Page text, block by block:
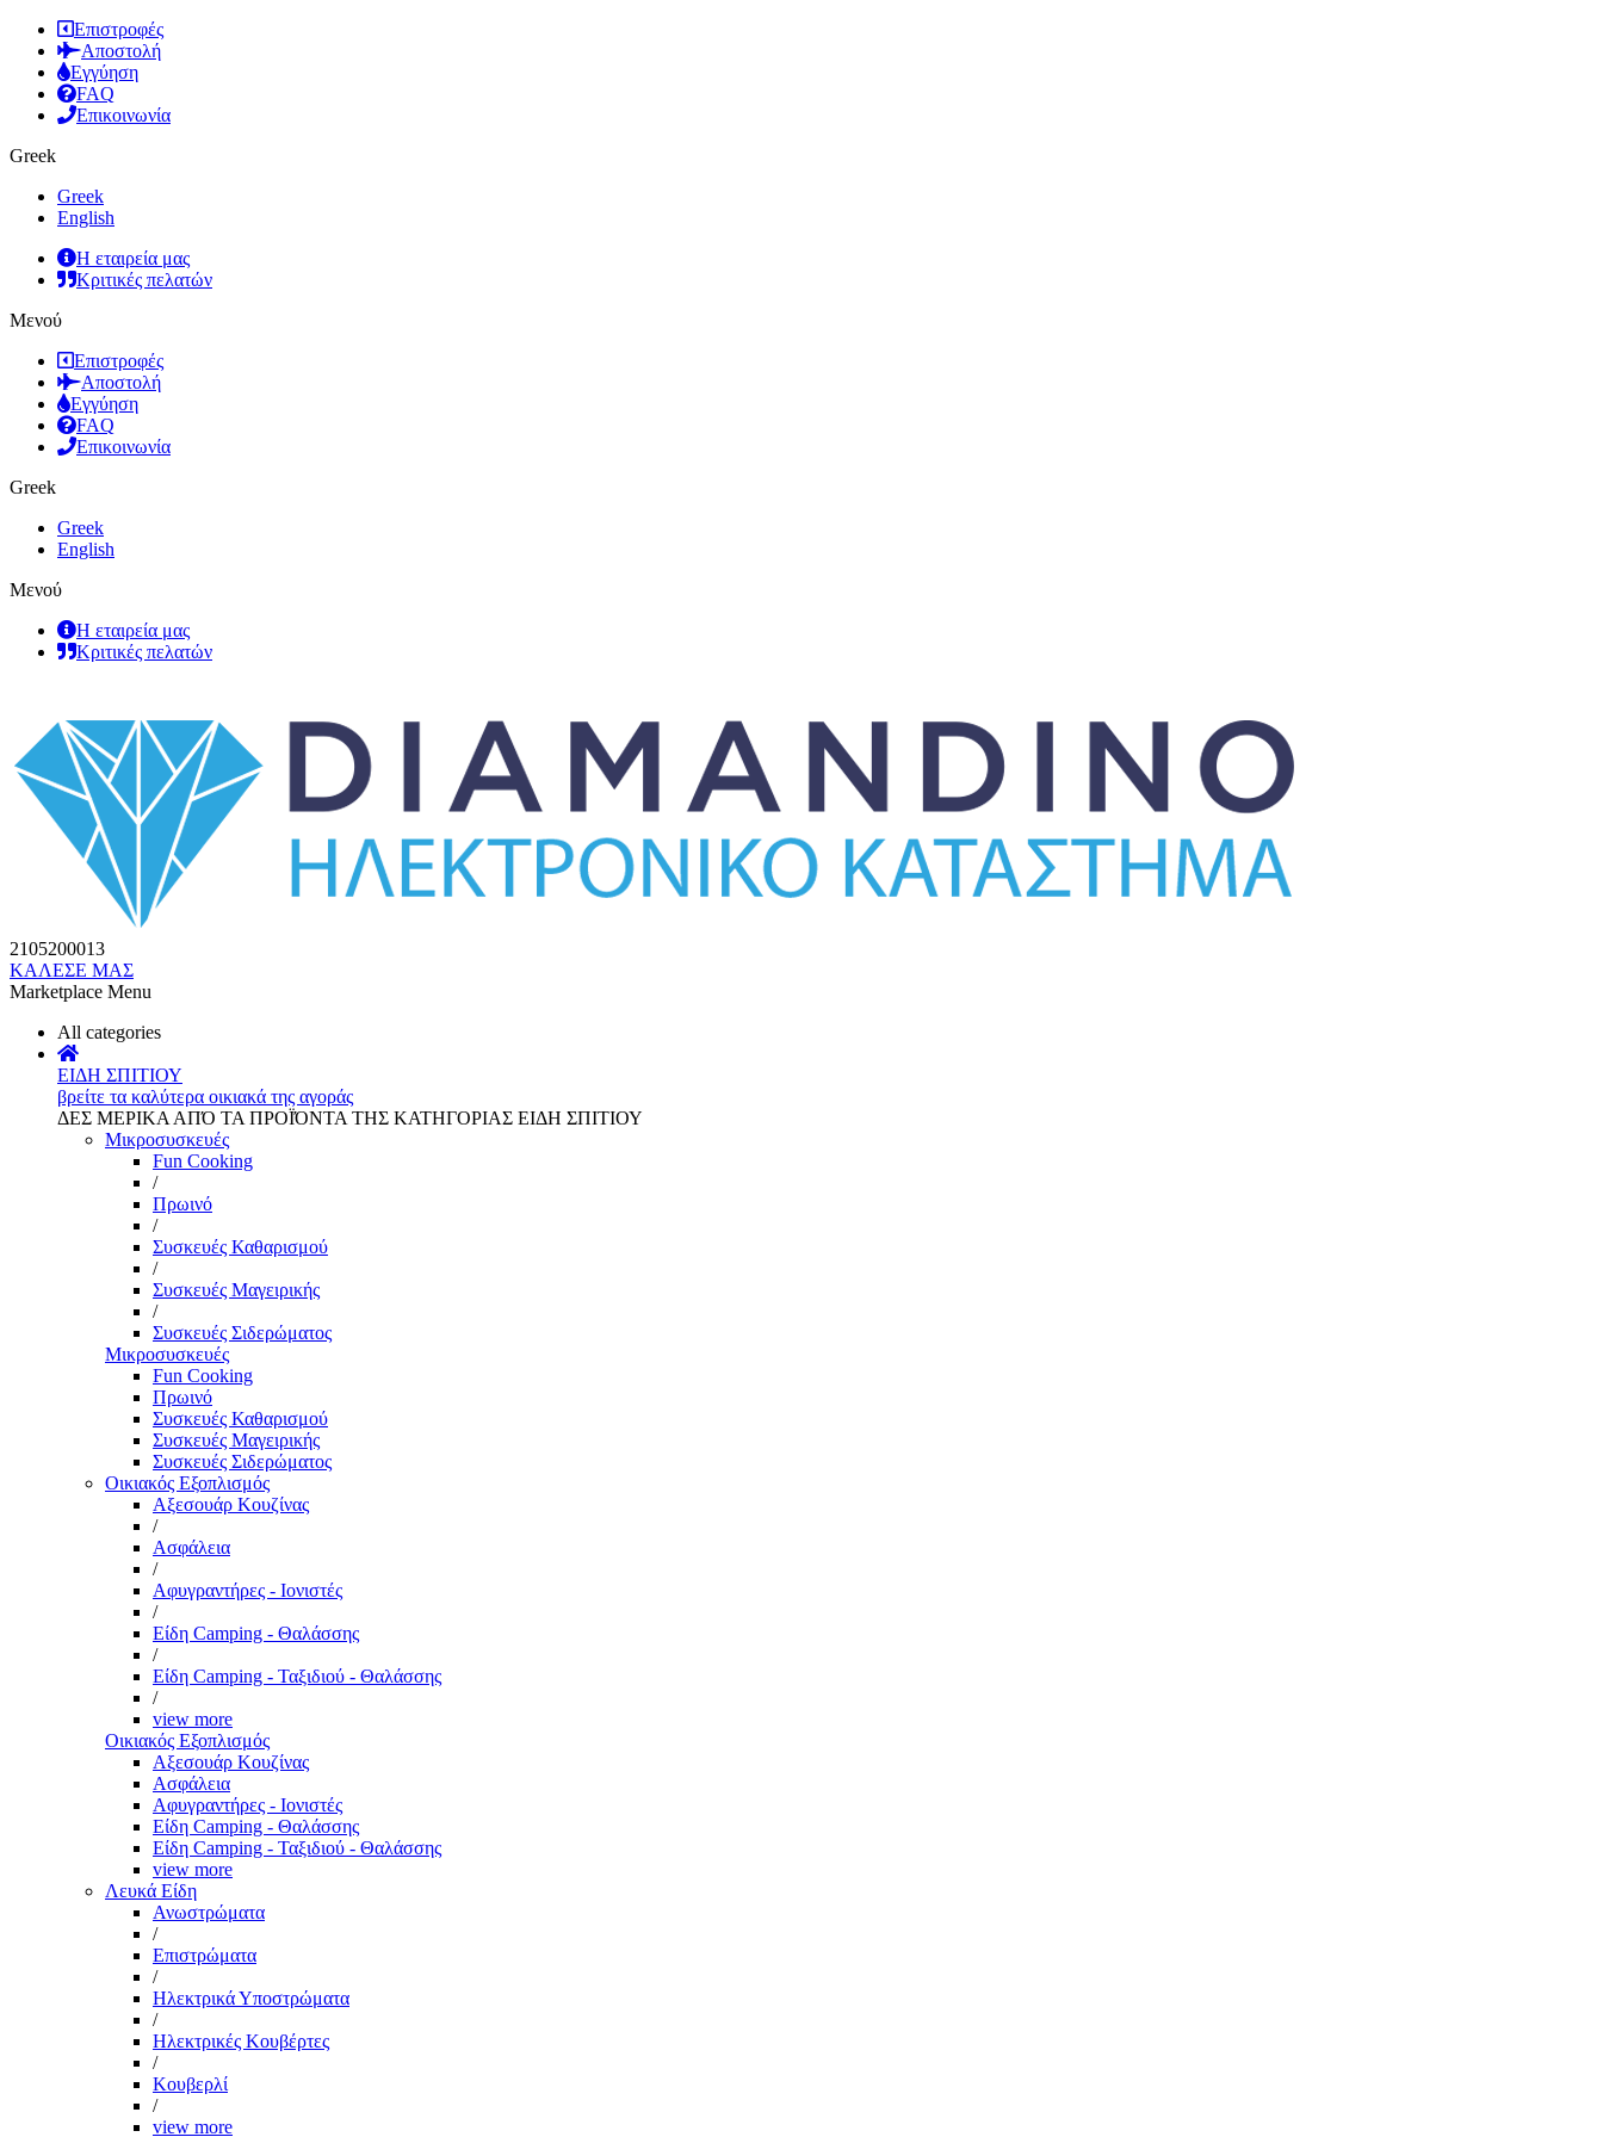
Επιστροφές
Αποστολή
Εγγύηση
FAQ
Επικοινωνία
Greek
Greek
English
Η εταιρεία μας
Κριτικές πελατών
Μενού
Επιστροφές
Αποστολή
Εγγύηση
FAQ
Επικοινωνία
Greek
Greek
English
Μενού
Η εταιρεία μας
Κριτικές πελατών
2105200013
ΚΑΛΕΣΕ ΜΑΣ
Marketplace Menu
All categories
ΕΙΔΗ ΣΠΙΤΙΟΥ
βρείτε τα καλύτερα οικιακά της αγοράς
ΔΕΣ ΜΕΡΙΚΑ ΑΠΌ ΤΑ ΠΡΟΪΌΝΤΑ ΤΗΣ ΚΑΤΗΓΟΡΙΑΣ ΕΙΔΗ ΣΠΙΤΙΟΥ
Μικροσυσκευές
Fun Cooking
/
Πρωινό
/
Συσκευές Καθαρισμού
/
Συσκευές Μαγειρικής
/
Συσκευές Σιδερώματος
Μικροσυσκευές
Fun Cooking
Πρωινό
Συσκευές Καθαρισμού
Συσκευές Μαγειρικής
Συσκευές Σιδερώματος
Οικιακός Εξοπλισμός
Αξεσουάρ Κουζίνας
/
Ασφάλεια
/
Αφυγραντήρες - Ιονιστές
/
Είδη Camping - Θαλάσσης
/
Είδη Camping - Ταξιδιού - Θαλάσσης
/
view more
Οικιακός Εξοπλισμός
Αξεσουάρ Κουζίνας
Ασφάλεια
Αφυγραντήρες - Ιονιστές
Είδη Camping - Θαλάσσης
Είδη Camping - Ταξιδιού - Θαλάσσης
view more
Λευκά Είδη
Ανωστρώματα
/
Επιστρώματα
/
Ηλεκτρικά Υποστρώματα
/
Ηλεκτρικές Κουβέρτες
/
Κουβερλί
/
view more